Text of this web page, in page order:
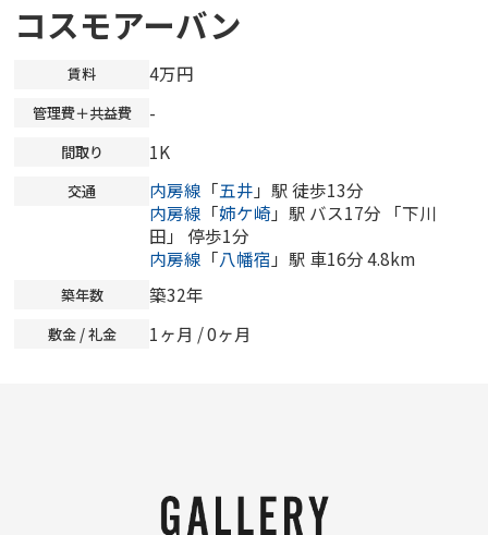
コスモアーバン
賃料 4万円
管理費＋共益費 -
間取り 1K
交通 内房線 「五井 」駅 徒歩13分
内房線 「姉ケ崎 」駅 バス17分 「下川
田」 停歩1分
内房線 「八幡宿 」駅 車16分 4.8km
築年数 築32年
敷金 / 礼金 1ヶ月 /0ヶ月